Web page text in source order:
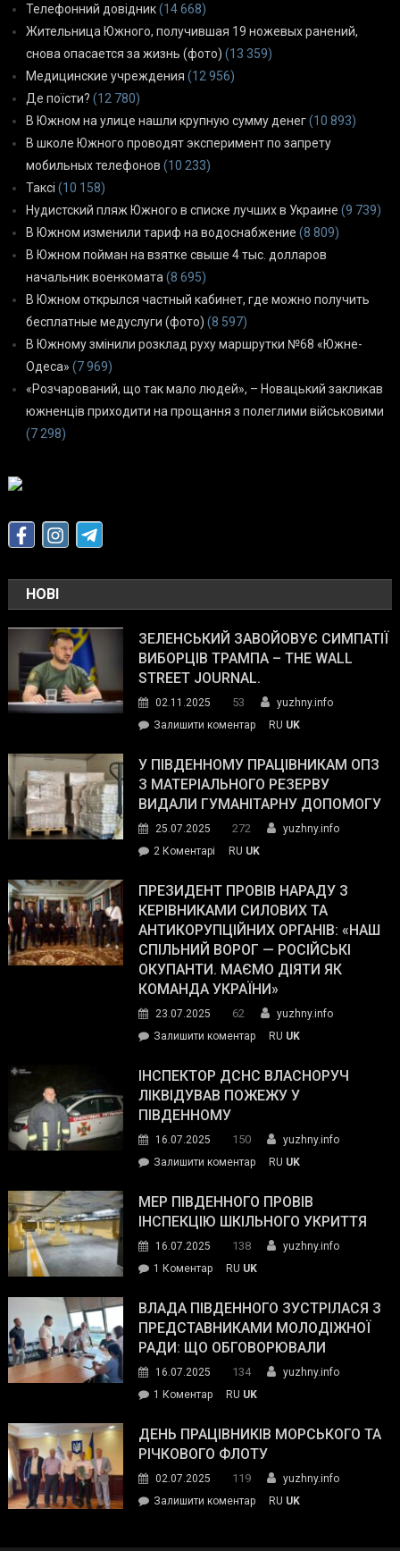
Телефонний довідник(14 668)
Жительница Южного, получившая 19 ножевых ранений,
снова опасается за жизнь (фото) (13 359)
Медицинские учреждения (12 956)
Де поїсти? (12 780)
В Южном на улице нашли крупную сумму денег(10 893)
В школе Южного проводят эксперимент по запрету
мобильных телефонов (10 233)
Таксі (10 158)
Нудистский пляж Южного в списке лучших в Украине (9 739)
В Южном изменили тариф на водоснабжение (8 809)
В Южном пойман на взятке свыше 4 тыс. долларов
начальник военкомата (8 695)
В Южном открылся частный кабинет, где можно получить
бесплатные медуслуги (фото) (8 597)
В Южному змінили розклад руху маршрутки №68 «Южне-
Одеса» (7 969)
«Розчарований, що так мало людей», – Новацький закликав
южненців приходити на прощання з полеглими військовими
(7 298)
НОВІ
ЗЕЛЕНСЬКИЙ ЗАВОЙОВУЄ СИМПАТІЇ
ВИБОРЦІВ ТРАМПА – THE WALL
STREET JOURNAL.
02.11.2025 53
yuzhny.info
Залишити коментарon
завойовує
симпатії
виборців
The
Street
Journal.
RU UK
У ПІВДЕННОМУ ПРАЦІВНИКАМ ОПЗ
З МАТЕРІАЛЬНОГО РЕЗЕРВУ
ВИДАЛИ ГУМАНІТАРНУ ДОПОМОГУ
25.07.2025 272
yuzhny.info
2 Коментарі
Південному
працівникам
ОПЗ
з
матеріального
резерву
гуманітарну
допомогу
RU UK
ПРЕЗИДЕНТ ПРОВІВ НАРАДУ З
КЕРІВНИКАМИ СИЛОВИХ ТА
АНТИКОРУПЦІЙНИХ ОРГАНІВ: «НАШ
СПІЛЬНИЙ ВОРОГ — РОСІЙСЬКІ
ОКУПАНТИ. МАЄМО ДІЯТИ ЯК
КОМАНДА УКРАЇНИ»
23.07.2025 62
yuzhny.info
Залишити коментарon
провів
нараду
силових
та
органів:
«Наш
спільний
окупанти.
Маємо
діяти
команда
RU UK
ІНСПЕКТОР ДСНС ВЛАСНОРУЧ
ЛІКВІДУВАВ ПОЖЕЖУ У
ПІВДЕННОМУ
16.07.2025 150
yuzhny.info
Залишити коментарon
ДСНС
власноруч
пожежу
у
RU UK
МЕР ПІВДЕННОГО ПРОВІВ
ІНСПЕКЦІЮ ШКІЛЬНОГО УКРИТТЯ
16.07.2025 138
yuzhny.info
1 Коментардо
Південного
провів
інспекцію
укриття
RU UK
ВЛАДА ПІВДЕННОГО ЗУСТРІЛАСЯ З
ПРЕДСТАВНИКАМИ МОЛОДІЖНОЇ
РАДИ: ЩО ОБГОВОРЮВАЛИ
16.07.2025 134
yuzhny.info
1 Коментардо
Південного
зустрілася
представниками
молодіжної
RU UK
ДЕНЬ ПРАЦІВНИКІВ МОРСЬКОГО ТА
РІЧКОВОГО ФЛОТУ
02.07.2025 119
yuzhny.info
Залишити коментарon
RU UK